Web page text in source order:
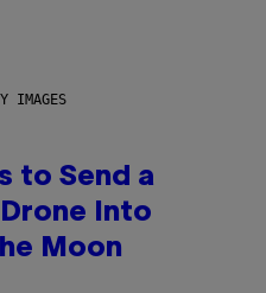
IMAGES
to Send a
Into
Moon